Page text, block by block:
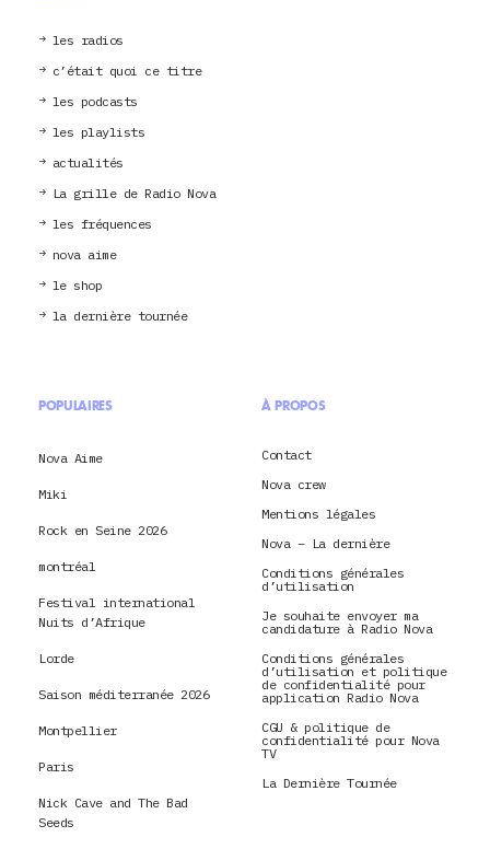
les radios
c’était quoi ce titre
les podcasts
les playlists
actualités
La grille de Radio Nova
les fréquences
nova aime
le shop
la dernière tournée
POPULAIRES
Nova Aime
Miki
Rock en Seine 2026
montréal
Festival international
Nuits d’Afrique
Lorde
Saison méditerranée 2026
Montpellier
Paris
Nick Cave and The Bad
Seeds
À PROPOS
Contact
Nova crew
Mentions légales
Nova – La dernière
Conditions générales
d’utilisation
Je souhaite envoyer ma
candidature à Radio Nova
Conditions générales
d’utilisation et politique
de confidentialité pour
application Radio Nova
CGU & politique de
confidentialité pour Nova
TV
La Dernière Tournée